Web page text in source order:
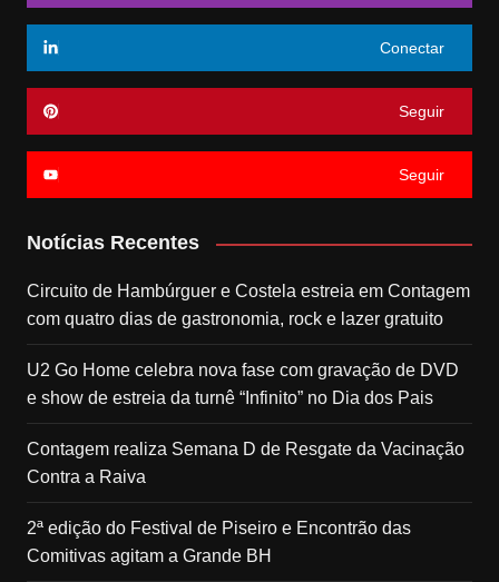
Conectar
Seguir
Seguir
Notícias Recentes
Circuito de Hambúrguer e Costela estreia em Contagem
com quatro dias de gastronomia, rock e lazer gratuito
U2 Go Home celebra nova fase com gravação de DVD
e show de estreia da turnê “Infinito” no Dia dos Pais
Contagem realiza Semana D de Resgate da Vacinação
Contra a Raiva
2ª edição do Festival de Piseiro e Encontrão das
Comitivas agitam a Grande BH